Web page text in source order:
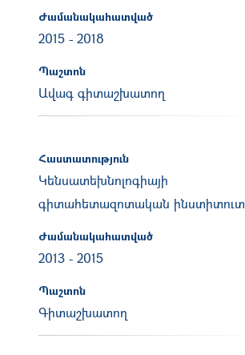
Ժամանակահատված
2015 - 2018
Պաշտոն
Ավագ գիտաշխատող
Հաստատություն
Կենսատեխնոլոգիայի
գիտահետազոտական ինստիտուտ
Ժամանակահատված
2013 - 2015
Պաշտոն
Գիտաշխատող